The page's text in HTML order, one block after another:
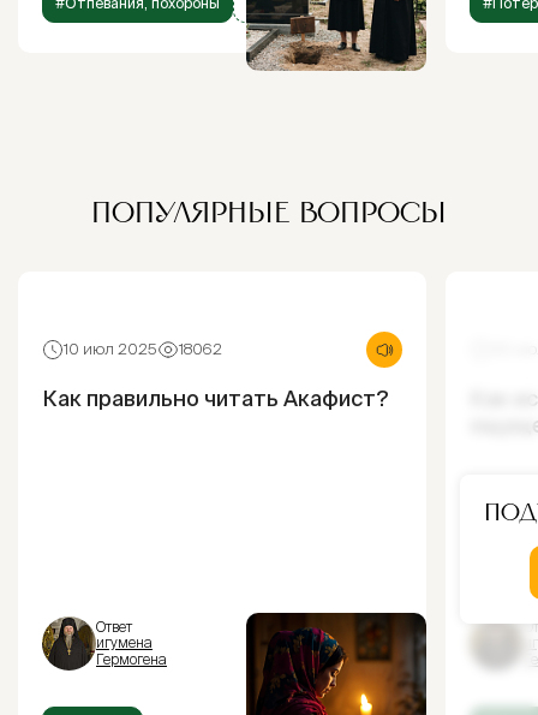
#Отпевания, похороны +1
ПОПУЛЯРНЫЕ ВОПРОСЫ
10 июл 2025 18062
Как правильно читать Акафист?
Ответ
игумена
Гермогена
Как